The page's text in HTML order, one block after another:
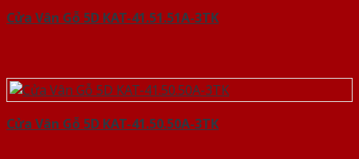
Cửa Vân Gỗ 5D KAT-41.51.51A-3TK
Cửa Vân Gỗ 5D KAT-41.50.50A-3TK